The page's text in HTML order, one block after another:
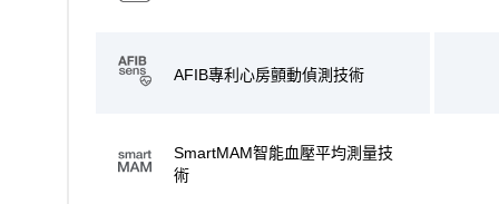
AFIB專利心房顫動偵測技術
SmartMAM智能血壓平均測量技
術